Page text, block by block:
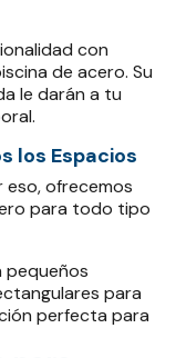
con
de acero. Su
le darán a tu
los Espacios
eso, ofrecemos
para todo tipo
pequeños
para
perfecta para